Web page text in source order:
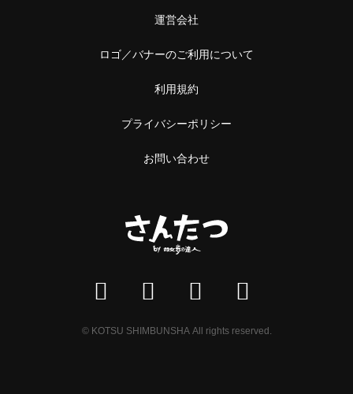
運営会社
ロゴ／バナーのご利用について
利用規約
プライバシーポリシー
お問い合わせ
© KOTSU SHIMBUNSHA All rights reserved.